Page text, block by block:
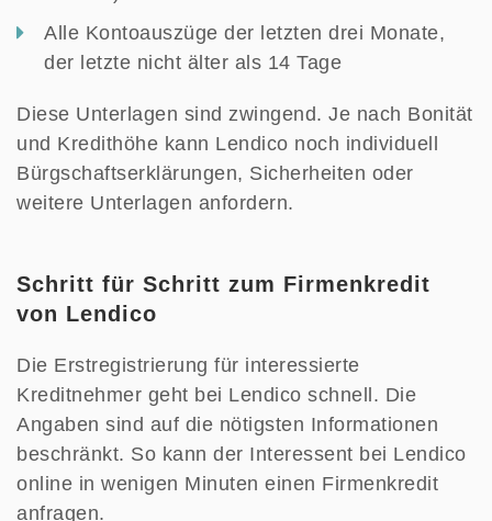
Alle Kontoauszüge der letzten drei Monate,
der letzte nicht älter als 14 Tage
Diese Unterlagen sind zwingend. Je nach Bonität
und Kredithöhe kann Lendico noch individuell
Bürgschaftserklärungen, Sicherheiten oder
weitere Unterlagen anfordern.
Schritt für Schritt zum Firmenkredit
von Lendico
Die Erstregistrierung für interessierte
Kreditnehmer geht bei Lendico schnell. Die
Angaben sind auf die nötigsten Informationen
beschränkt. So kann der Interessent bei Lendico
online in wenigen Minuten einen Firmenkredit
anfragen.